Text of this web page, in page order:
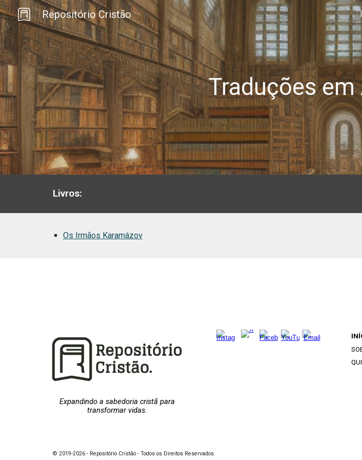
Skip to main content
Repositório Cristão
Traduções
Livros:
Os Irmãos Karamázov
Expandindo a sabedoria cristã para
transformar vidas.
© 2019-2026 - Repositório Cristão - Todos os Direitos Reservados.